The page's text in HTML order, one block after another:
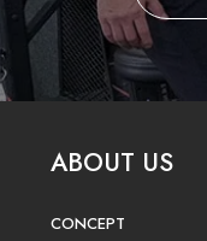
ABOUT US
CONCEPT